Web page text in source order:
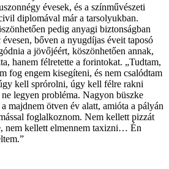
évesek, és a színművészeti
diplomával már a tarsolyukban.
pedig anyagi biztonságban
bőven a nyugdíjas éveit taposó
a jövőjéért, köszönhetően annak,
hanem félretette a forintokat. „Tudtam,
fog engem kisegíteni, és nem csalódtam
kell sprórolni, úgy kell félre rakni
legyen probléma. Nagyon büszke
majdnem ötven év alatt, amióta a pályán
foglalkoznom. Nem kellett pizzát
nem kellett elmennem taxizni… Én